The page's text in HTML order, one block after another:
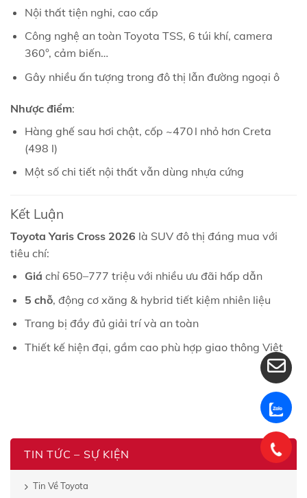
TIN TỨC – SỰ KIỆN
Tin Về Toyota
Nội thất tiện nghi, cao cấp
Công nghệ an toàn Toyota TSS, 6 túi khí, camera
360°, cảm biến…
Gây nhiều ấn tượng trong đô thị lẫn đường ngoại ô
Nhược điểm:
Hàng ghế sau hơi chật, cốp ~470 l nhỏ hơn Creta
(498 l)
Một số chi tiết nội thất vẫn dùng nhựa cứng
Kết Luận
Toyota Yaris Cross 2026 là SUV đô thị đáng mua với
tiêu chí:
Giá chỉ 650–777 triệu với nhiều ưu đãi hấp dẫn
5 chỗ, động cơ xăng & hybrid tiết kiệm nhiên liệu
Trang bị đầy đủ giải trí và an toàn
Thiết kế hiện đại, gầm cao phù hợp giao thông Việt